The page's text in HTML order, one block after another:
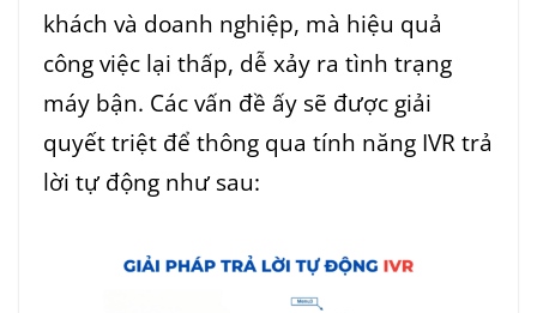
khách và doanh nghiệp, mà hiệu quả
công việc lại thấp, dễ xảy ra tình trạng
máy bận. Các vấn đề ấy sẽ được giải
quyết triệt để thông qua tính năng IVR trả
lời tự động như sau: